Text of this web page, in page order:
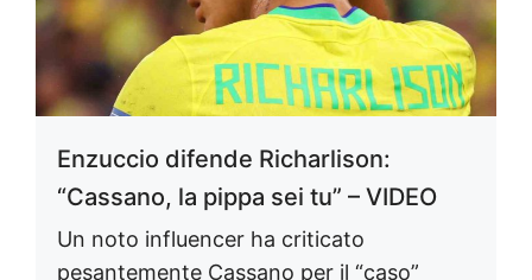
Enzuccio difende Richarlison:
“Cassano, la pippa sei tu” – VIDEO
Un noto influencer ha criticato
pesantemente Cassano per il “caso”